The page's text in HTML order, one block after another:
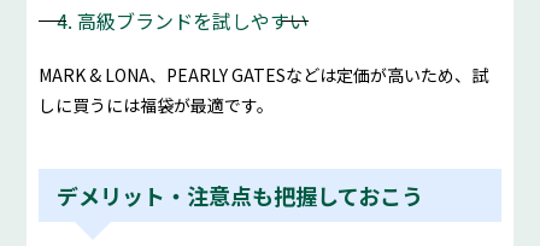
4. 高級ブランドを試しやすい
MARK & LONA、PEARLY GATESなどは定価が高いため、試
しに買うには福袋が最適です。
デメリット・注意点も把握しておこう